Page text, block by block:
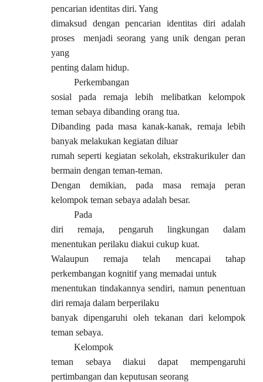
pencarian identitas diri. Yang
dimaksud dengan pencarian identitas diri adalah
proses menjadi seorang yang unik dengan peran
yang
penting dalam hidup.
Perkembangan
sosial pada remaja lebih melibatkan kelompok
teman sebaya dibanding orang tua.
Dibanding pada masa kanak-kanak, remaja lebih
banyak melakukan kegiatan diluar
rumah seperti kegiatan sekolah, ekstrakurikuler dan
bermain dengan teman-teman.
Dengan demikian, pada masa remaja peran
kelompok teman sebaya adalah besar.
Pada
diri remaja, pengaruh lingkungan dalam
menentukan perilaku diakui cukup kuat.
Walaupun remaja telah mencapai tahap
perkembangan kognitif yang memadai untuk
menentukan tindakannya sendiri, namun penentuan
diri remaja dalam berperilaku
banyak dipengaruhi oleh tekanan dari kelompok
teman sebaya.
Kelompok
teman sebaya diakui dapat mempengaruhi
pertimbangan dan keputusan seorang